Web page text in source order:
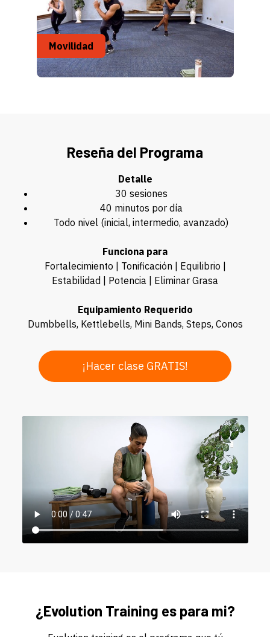
Movilidad
Reseña del Programa
Detalle
30 sesiones
40 minutos por día
Todo nivel (inicial, intermedio, avanzado)
Funciona para
Fortalecimiento | Tonificación | Equilibrio |
Estabilidad | Potencia | Eliminar Grasa
Equipamiento Requerido
Dumbbells, Kettlebells, Mini Bands, Steps, Conos
¡Hacer clase GRATIS!
¿Evolution Training es para mi?